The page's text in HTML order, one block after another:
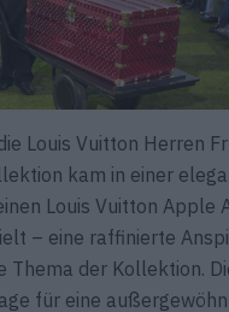
Louis Vuitton Herren
kam in einer
Louis Vuitton Apple
– eine raffinierte
Thema der Kollektion.
für eine